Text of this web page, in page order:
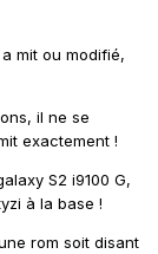
mit ou modifié,
il ne se
exactement !
S2 i9100 G,
à la base !
rom soit disant